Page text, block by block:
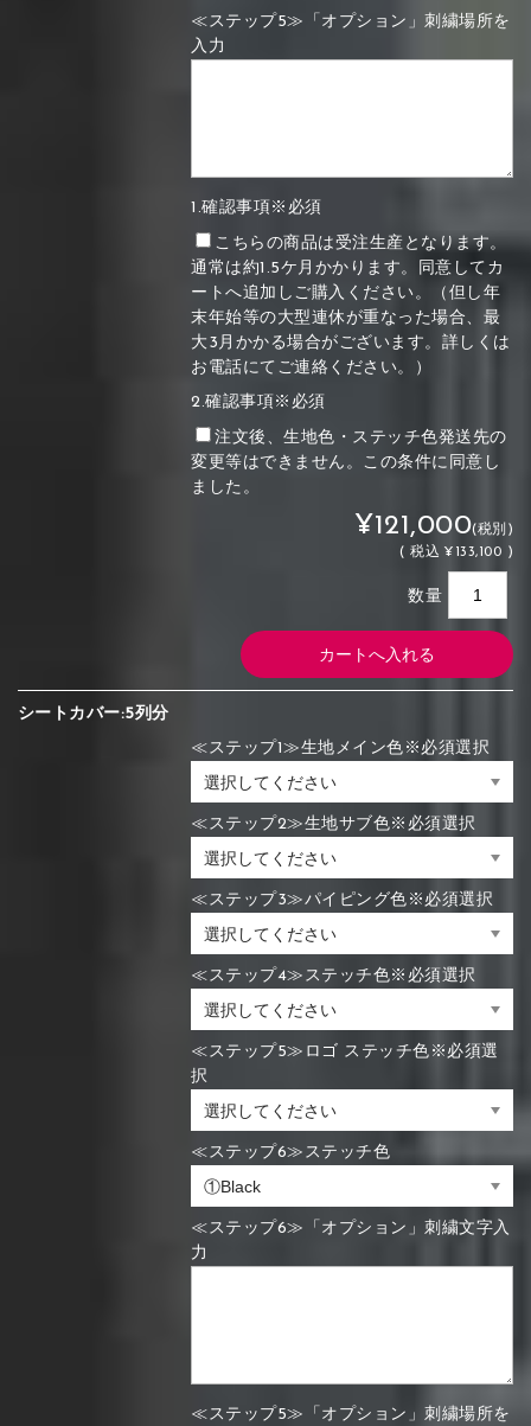
≪ステップ5≫「オプション」刺繍場所を
入力
1.確認事項※必須
こちらの商品は受注生産となります。
通常は約1.5ケ月かかります。同意してカ
ートへ追加しご購入ください。（但し年
末年始等の大型連休が重なった場合、最
大3月かかる場合がございます。詳しくは
お電話にてご連絡ください。）
2.確認事項※必須
注文後、生地色・ステッチ色発送先の
変更等はできません。この条件に同意し
ました。
¥121,000(税別)
(税込 ¥133,100 )
数量
シートカバー:5列分
≪ステップ1≫生地メイン色※必須選択
≪ステップ2≫生地サブ色※必須選択
≪ステップ3≫パイピング色※必須選択
≪ステップ4≫ステッチ色※必須選択
≪ステップ5≫ロゴ ステッチ色※必須選
択
≪ステップ6≫ステッチ色
≪ステップ6≫「オプション」刺繍文字入
力
≪ステップ5≫「オプション」刺繍場所を